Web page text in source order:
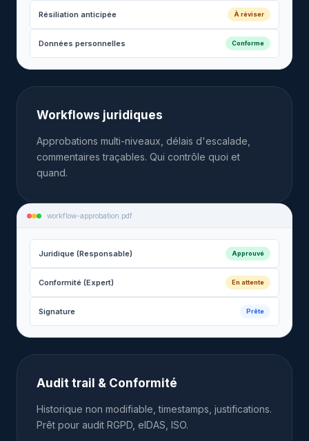
Résiliation anticipée À réviser
Données personnelles Conforme
Workflows juridiques
Approbations multi-niveaux, délais d'escalade,
commentaires traçables. Qui contrôle quoi et
quand.
workflow-approbation.pdf
Juridique (Responsable) Approuvé
Conformité (Expert) En attente
Signature Prête
Audit trail & Conformité
Historique non modifiable, timestamps, justifications.
Prêt pour audit RGPD, eIDAS, ISO.